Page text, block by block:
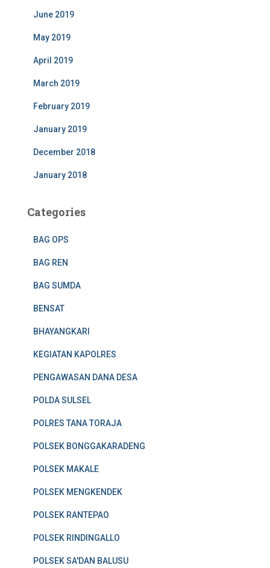
June 2019
May 2019
April 2019
March 2019
February 2019
January 2019
December 2018
January 2018
Categories
BAG OPS
BAG REN
BAG SUMDA
BENSAT
BHAYANGKARI
KEGIATAN KAPOLRES
PENGAWASAN DANA DESA
POLDA SULSEL
POLRES TANA TORAJA
POLSEK BONGGAKARADENG
POLSEK MAKALE
POLSEK MENGKENDEK
POLSEK RANTEPAO
POLSEK RINDINGALLO
POLSEK SA'DAN BALUSU